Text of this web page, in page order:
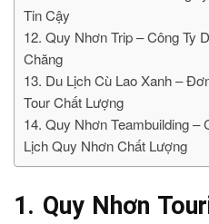
Tin Cậy
12. Quy Nhơn Trip – Công Ty
Chăng
13. Du Lịch Cù Lao Xanh –
Tour Chất Lượng
14. Quy Nhơn Teambuilding –
Lịch Quy Nhơn Chất Lượng
1. Quy Nhơn